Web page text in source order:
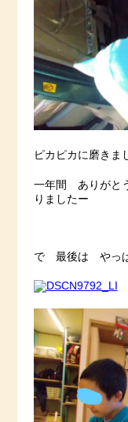
ピカピカに磨きま
一年間 ありがと
りましたー
で 最後は やっ